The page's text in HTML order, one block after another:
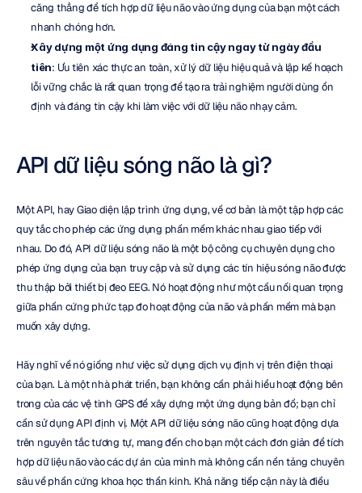
căng thẳng để tích hợp dữ liệu não vào ứng dụng của bạn một cách
nhanh chóng hơn.
Xây dựng một ứng dụng đáng tin cậy ngay từ ngày đầu
tiên: Ưu tiên xác thực an toàn, xử lý dữ liệu hiệu quả và lập kế hoạch
lỗi vững chắc là rất quan trọng để tạo ra trải nghiệm người dùng ổn
định và đáng tin cậy khi làm việc với dữ liệu não nhạy cảm.
API dữ liệu sóng não là gì?
Một API, hay Giao diện lập trình ứng dụng, về cơ bản là một tập hợp các
quy tắc cho phép các ứng dụng phần mềm khác nhau giao tiếp với
nhau. Do đó, API dữ liệu sóng não là một bộ công cụ chuyên dụng cho
phép ứng dụng của bạn truy cập và sử dụng các tín hiệu sóng não được
thu thập bởi thiết bị đeo EEG. Nó hoạt động như một cầu nối quan trọng
giữa phần cứng phức tạp đo hoạt động của não và phần mềm mà bạn
muốn xây dựng.
Hãy nghĩ về nó giống như việc sử dụng dịch vụ định vị trên điện thoại
của bạn. Là một nhà phát triển, bạn không cần phải hiểu hoạt động bên
trong của các vệ tinh GPS để xây dựng một ứng dụng bản đồ; bạn chỉ
cần sử dụng API định vị. Một API dữ liệu sóng não cũng hoạt động dựa
trên nguyên tắc tương tự, mang đến cho bạn một cách đơn giản để tích
hợp dữ liệu não vào các dự án của mình mà không cần nền tảng chuyên
sâu về phần cứng khoa học thần kinh. Khả năng tiếp cận này là điều